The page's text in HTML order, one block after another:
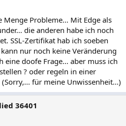
Probleme... Mit Edge als
die anderen habe ich noch
SSL-Zertifikat hab ich soeben
nur noch keine Veränderung
eine doofe Frage... aber muss ich
? oder regeln in einer
für meine Unwissenheit...)
36401